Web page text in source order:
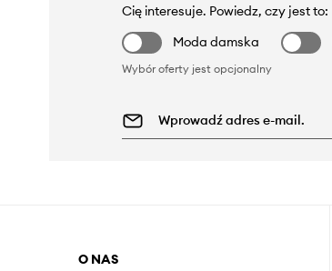
Cię interesuje. Powiedz, czy jest to:
Moda damska
Wybór oferty jest opcjonalny
O NAS